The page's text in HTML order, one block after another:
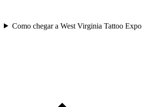
Como chegar a West Virginia Tattoo